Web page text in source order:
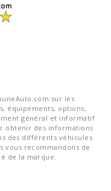
sur les
équipements, options,
général et informatif
obtenir des informations
des différents véhicules
vous recommandons de
de la marque.